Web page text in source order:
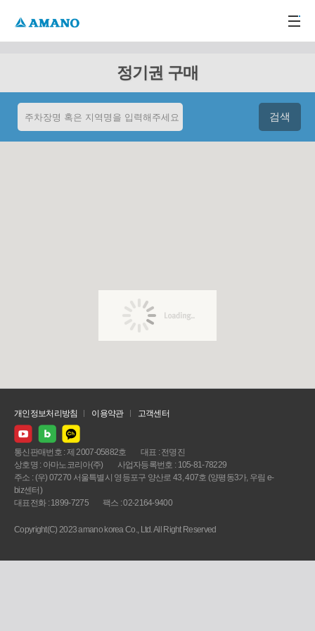
정기권 구매
개인정보처리방침 이용약관 고객센터
통신판매번호 : 제 2007-05882호
대표 : 전명진
상호명 : 아마노코리아(주)
사업자등록번호 : 105-81-78229
주소 : (우) 07270 서울특별시 영등포구 양산로 43, 407호 (양평동3가, 우림 e-
biz센터)
대표전화 : 1899-7275
팩스 : 02-2164-9400
Copyright(C) 2023 amano korea Co., Ltd. All Right Reserved